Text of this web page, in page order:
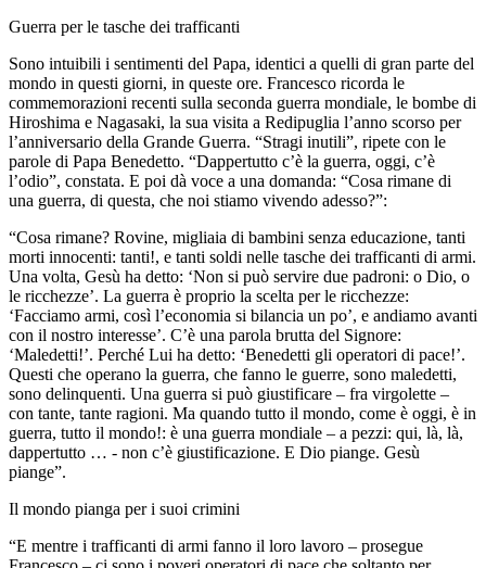
Guerra per le tasche dei trafficanti
Sono intuibili i sentimenti del Papa, identici a quelli di gran parte del
mondo in questi giorni, in queste ore. Francesco ricorda le
commemorazioni recenti sulla seconda guerra mondiale, le bombe di
Hiroshima e Nagasaki, la sua visita a Redipuglia l’anno scorso per
l’anniversario della Grande Guerra. “Stragi inutili”, ripete con le
parole di Papa Benedetto. “Dappertutto c’è la guerra, oggi, c’è
l’odio”, constata. E poi dà voce a una domanda: “Cosa rimane di
una guerra, di questa, che noi stiamo vivendo adesso?”:
“Cosa rimane? Rovine, migliaia di bambini senza educazione, tanti
morti innocenti: tanti!, e tanti soldi nelle tasche dei trafficanti di armi.
Una volta, Gesù ha detto: ‘Non si può servire due padroni: o Dio, o
le ricchezze’. La guerra è proprio la scelta per le ricchezze:
‘Facciamo armi, così l’economia si bilancia un po’, e andiamo avanti
con il nostro interesse’. C’è una parola brutta del Signore:
‘Maledetti!’. Perché Lui ha detto: ‘Benedetti gli operatori di pace!’.
Questi che operano la guerra, che fanno le guerre, sono maledetti,
sono delinquenti. Una guerra si può giustificare – fra virgolette –
con tante, tante ragioni. Ma quando tutto il mondo, come è oggi, è in
guerra, tutto il mondo!: è una guerra mondiale – a pezzi: qui, là, là,
dappertutto … - non c’è giustificazione. E Dio piange. Gesù
piange”.
Il mondo pianga per i suoi crimini
“E mentre i trafficanti di armi fanno il loro lavoro – prosegue